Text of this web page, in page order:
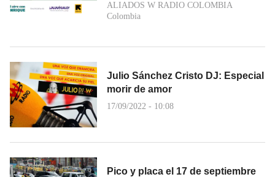
ALIADOS W RADIO COLOMBIA
Colombia
Julio Sánchez Cristo DJ: Especial
morir de amor
17/09/2022 - 10:08
Pico y placa el 17 de septiembre